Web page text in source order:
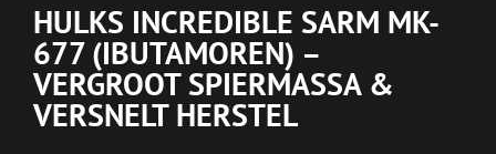
HULKS INCREDIBLE SARM MK-
677 (IBUTAMOREN) –
VERGROOT SPIERMASSA &
VERSNELT HERSTEL